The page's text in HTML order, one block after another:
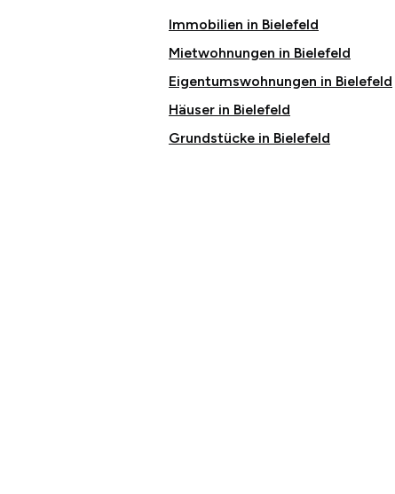
Immobilien in Bielefeld
Mietwohnungen in Bielefeld
Eigentumswohnungen in Bielefeld
Häuser in Bielefeld
Grundstücke in Bielefeld